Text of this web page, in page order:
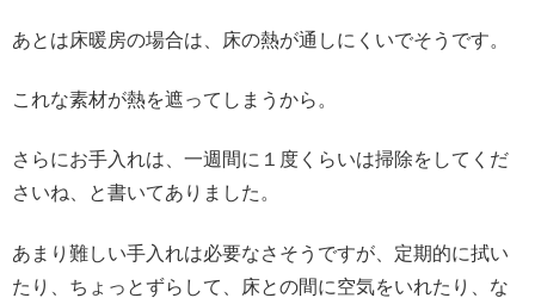
あとは床暖房の場合は、床の熱が通しにくいでそうです。
これな素材が熱を遮ってしまうから。
さらにお手入れは、一週間に１度くらいは掃除をしてくだ
さいね、と書いてありました。
あまり難しい手入れは必要なさそうですが、定期的に拭い
たり、ちょっとずらして、床との間に空気をいれたり、な